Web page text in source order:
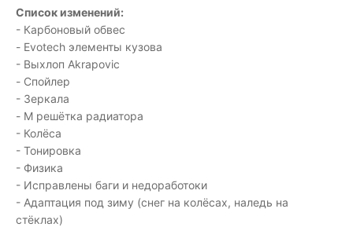
Список изменений:
- Карбоновый обвес
- Evotech элементы кузова
- Выхлоп Akrapovic
- Спойлер
- Зеркала
- M решётка радиатора
- Колёса
- Тонировка
- Физика
- Исправлены баги и недоработоки
- Адаптация под зиму (снег на колёсах, наледь на
стёклах)